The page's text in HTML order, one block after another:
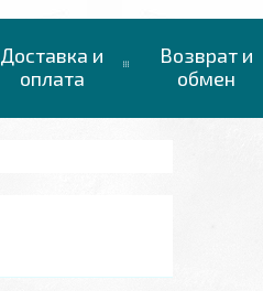
Доставка и
оплата
Возврат и
обмен